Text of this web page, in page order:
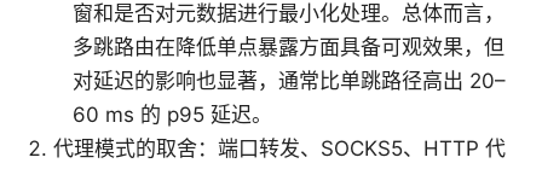
窗和是否对元数据进行最小化处理。总体而言，
多跳路由在降低单点暴露方面具备可观效果，但
对延迟的影响也显著，通常比单跳路径高出 20–
60 ms 的 p95 延迟。
代理模式的取舍：端口转发、SOCKS5、HTTP 代